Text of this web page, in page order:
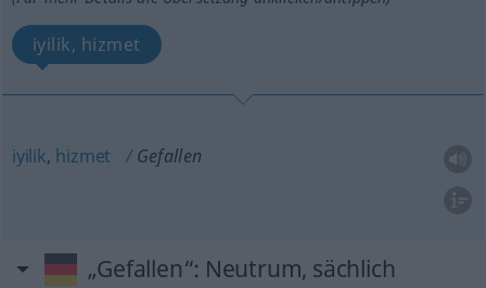
iyilik, hizmet
iyilik, hizmet Gefallen
„Gefallen“: Neutrum, sächlich